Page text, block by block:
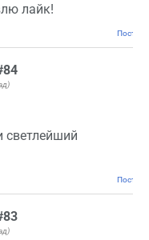
лайк!
светлейший